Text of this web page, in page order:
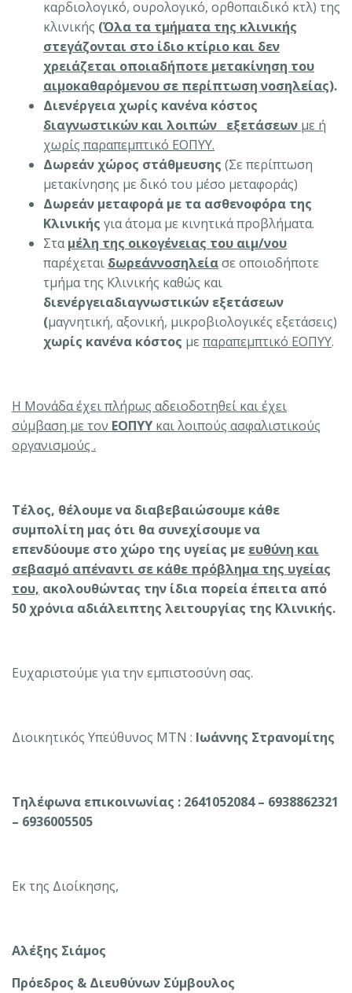
καρδιολογικό, ουρολογικό, ορθοπαιδικό κτλ) της
κλινικής (Όλα τα τμήματα της κλινικής
στεγάζονται στο ίδιο κτίριο και δεν
χρειάζεται οποιαδήποτε μετακίνηση του
αιμοκαθαρόμενου σε περίπτωση νοσηλείας).
Διενέργεια χωρίς κανένα κόστος
διαγνωστικών και λοιπών εξετάσεων με ή
χωρίς παραπεμπτικό ΕΟΠΥΥ.
Δωρεάν χώρος στάθμευσης (Σε περίπτωση
μετακίνησης με δικό του μέσο μεταφοράς)
Δωρεάν μεταφορά με τα ασθενοφόρα της
Κλινικής για άτομα με κινητικά προβλήματα.
Σταμέλη της οικογένειας του αιμ/νου
παρέχεται δωρεάννοσηλείασε οποιοδήποτε
τμήμα της Κλινικής καθώς και
διενέργειαδιαγνωστικών εξετάσεων
(μαγνητική, αξονική, μικροβιολογικές εξετάσεις)
χωρίς κανένα κόστος με παραπεμπτικό ΕΟΠΥΥ.
Η Μονάδα έχει πλήρως αδειοδοτηθεί και έχει
σύμβαση με τον ΕΟΠΥΥ και λοιπούς ασφαλιστικούς
οργανισμούς .
Τέλος, θέλουμε να διαβεβαιώσουμε κάθε
συμπολίτη μας ότι θα συνεχίσουμε να
επενδύουμε στο χώρο της υγείας με ευθύνη και
σεβασμό απέναντι σε κάθε πρόβλημα της υγείας
του, ακολουθώντας την ίδια πορεία έπειτα από
50 χρόνια αδιάλειπτης λειτουργίας της Κλινικής.
Ευχαριστούμε για την εμπιστοσύνη σας.
Διοικητικός Υπεύθυνος ΜΤΝ : Ιωάννης Στρανομίτης
Τηλέφωνα επικοινωνίας : 2641052084 – 6938862321
– 6936005505
Εκ της Διοίκησης,
Αλέξης Σιάμος
Πρόεδρος & Διευθύνων Σύμβουλος